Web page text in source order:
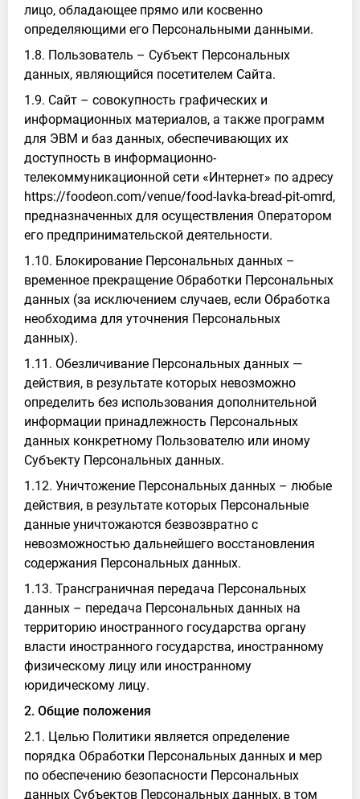
лицо, обладающее прямо или косвенно
определяющими его Персональными данными.
1.8. Пользователь – Субъект Персональных
данных, являющийся посетителем Сайта.
1.9. Сайт – совокупность графических и
информационных материалов, а также программ
для ЭВМ и баз данных, обеспечивающих их
доступность в информационно-
телекоммуникационной сети «Интернет» по адресу
https://foodeon.com/venue/food-lavka-bread-pit-omrd,
предназначенных для осуществления Оператором
его предпринимательской деятельности.
1.10. Блокирование Персональных данных –
временное прекращение Обработки Персональных
данных (за исключением случаев, если Обработка
необходима для уточнения Персональных
данных).
1.11. Обезличивание Персональных данных —
действия, в результате которых невозможно
определить без использования дополнительной
информации принадлежность Персональных
данных конкретному Пользователю или иному
Субъекту Персональных данных.
1.12. Уничтожение Персональных данных – любые
действия, в результате которых Персональные
данные уничтожаются безвозвратно с
невозможностью дальнейшего восстановления
содержания Персональных данных.
1.13. Трансграничная передача Персональных
данных – передача Персональных данных на
территорию иностранного государства органу
власти иностранного государства, иностранному
физическому лицу или иностранному
юридическому лицу.
2. Общие положения
2.1. Целью Политики является определение
порядка Обработки Персональных данных и мер
по обеспечению безопасности Персональных
данных Субъектов Персональных данных, в том